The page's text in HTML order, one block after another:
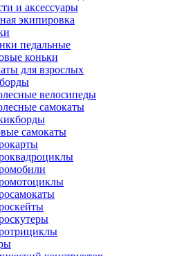
и аксессуары
экипировка
педальные
коньки
для взрослых
велосипеды
самокаты
самокаты